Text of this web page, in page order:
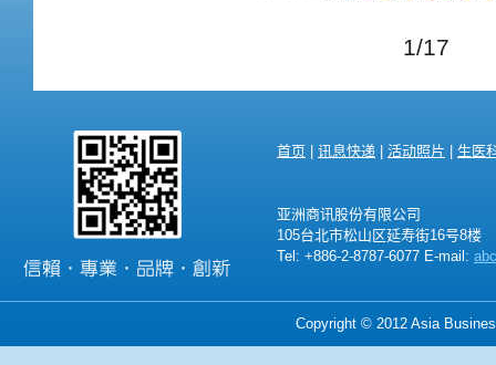
1/17
首页 讯息快递 活动照片 生医
亚洲商讯股份有限公司
105台北市松山区延寿街16号8楼
Tel: +886-2-8787-6077 E-mail:
Copyright © 2012 Asia